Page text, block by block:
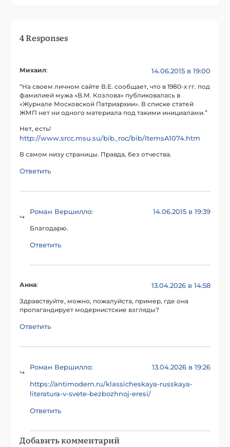
4 Responses
Михаил: 14.06.2015 в 19:00
“На своем личном сайте В.Е. сообщает, что в 1980-х гг. под
фамилией мужа «В.М. Козлова» публиковалась в
«Журнале Московской Патриархии». В списке статей
ЖМП нет ни одного материала под такими инициалами.”
Нет, есть!
http://www.srcc.msu.su/bib_roc/bib/ItemsA1074.htm
В самом низу страницы. Правда, без отчества.
Ответить
Роман Вершилло: 14.06.2015 в 19:39
Благодарю.
Ответить
Анна: 13.04.2026 в 14:58
Здравствуйте, можно, пожалуйста, пример, где она
пропагандирует модернистские взгляды?
Ответить
Роман Вершилло: 13.04.2026 в 19:26
https://antimodern.ru/klassicheskaya-russkaya-
literatura-v-svete-bezbozhnoj-eresi/
Ответить
Добавить комментарий